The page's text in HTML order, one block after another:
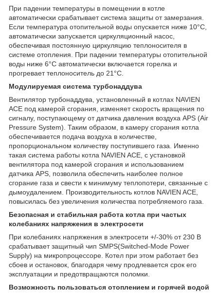
При падении температуры в помещении в котле
автоматически срабатывает система защиты от замерзания.
Если температура отопительной воды опускается ниже 10°С,
автоматически запускается циркуляционный насос,
обеспечивая постоянную циркуляцию теплоносителя в
системе отопления. При падении температуры отопительной
воды ниже 6°С автоматически включается горелка и
прогревает теплоноситель до 21°С.
Модулируемая система турбонаддува
Вентилятор турбонаддува, установленный в котлах NAVIEN
ACE под камерой сгорания, изменяет скорость вращения по
сигналу, поступающему от датчика давления воздуха APS (Air
Pressure System). Таким образом, в камеру сгорания котла
обеспечивается подача воздуха в количестве,
пропорциональном количеству поступившего газа. Именно
такая система работы котла NAVIEN ACE, с установкой
вентилятора под камерой сгорания и использованием
датчика APS, позволила обеспечить наиболее полное
сгорание газа и свести к минимуму теплопотери, связанные с
дымоудалением. Производительность котлов NAVIEN ACE,
повысилась без увеличения количества потребляемого газа.
Безопасная и стабильная работа котла при частых
колебаниях напряжения в электросети
При колебаниях напряжения в электросети +/-30% от 230 В
срабатывает защитный чип SMPS(Switched-Mode Power
Supply) на микропроцессоре. Котел при этом работает без
сбоев и остановок, благодаря чему продлевается срок его
эксплуатации и предотвращаются поломки.
Возможность пользоваться отоплением и горячей водой